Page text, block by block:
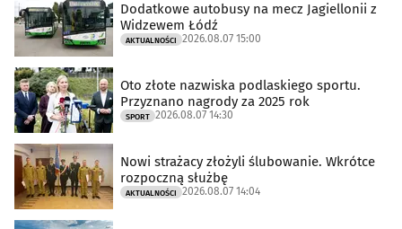
Dodatkowe autobusy na mecz Jagiellonii z
Widzewem Łódź
AKTUALNOŚCI 2026.08.07 15:00
Oto złote nazwiska podlaskiego sportu.
Przyznano nagrody za 2025 rok
SPORT 2026.08.07 14:30
Nowi strażacy złożyli ślubowanie. Wkrótce
rozpoczną służbę
AKTUALNOŚCI 2026.08.07 14:04